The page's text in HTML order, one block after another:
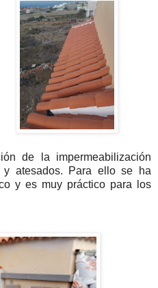
de la impermeabilización
y atesados. Para ello se ha
y es muy práctico para los